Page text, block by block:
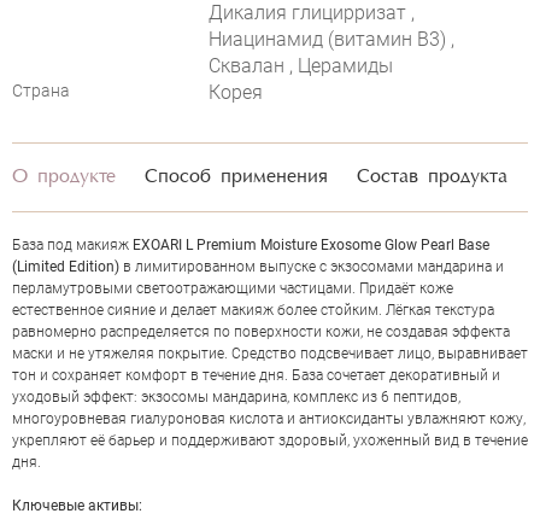
Дикалия глицирризат ,
Ниацинамид (витамин В3) ,
Сквалан , Церамиды
Страна Корея
О продукте Способ применения Состав продукта
База под макияж EXOARI L Premium Moisture Exosome Glow Pearl Base
(Limited Edition) в лимитированном выпуске с экзосомами мандарина и
перламутровыми светоотражающими частицами. Придаёт коже
естественное сияние и делает макияж более стойким. Лёгкая текстура
равномерно распределяется по поверхности кожи, не создавая эффекта
маски и не утяжеляя покрытие. Средство подсвечивает лицо, выравнивает
тон и сохраняет комфорт в течение дня. База сочетает декоративный и
уходовый эффект: экзосомы мандарина, комплекс из 6 пептидов,
многоуровневая гиалуроновая кислота и антиоксиданты увлажняют кожу,
укрепляют её барьер и поддерживают здоровый, ухоженный вид в течение
дня.
Ключевые активы: